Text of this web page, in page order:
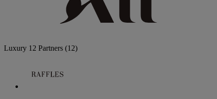
Luxury 12 Partners (12)